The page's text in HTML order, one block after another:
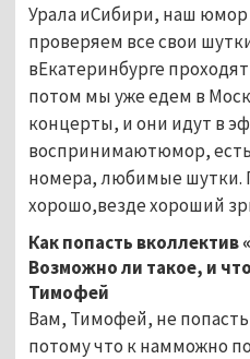
Урала иСибири, наш
проверяем все свои
вЕкатеринбурге
потом мы уже едем в
концерты, и они идут в
воспринимаютюмор,
номера, любимые шутки.
хорошо,везде хороший
Как попасть вколлектив
Возможно ли такое, и
Тимофей
Вам, Тимофей, не
потому что к намможно